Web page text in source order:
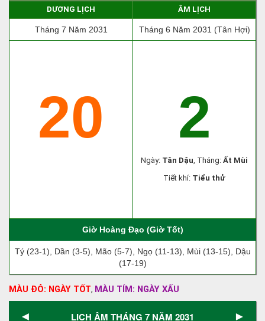
DƯƠNG LỊCH ÂM LỊCH
Tháng 7 Năm 2031 Tháng 6 Năm 2031 (Tân Hợi)
20 2
Ngày: Tân Dậu, Tháng: Ất Mùi
Tiết khí: Tiểu thử
Giờ Hoàng Đạo (Giờ Tốt)
Tý (23-1), Dần (3-5), Mão (5-7), Ngọ (11-13), Mùi (13-15), Dậu
(17-19)
MÀU ĐỎ: NGÀY TỐT, MÀU TÍM: NGÀY XẤU
◄ LỊCH ÂM THÁNG 7 NĂM 2031 ►